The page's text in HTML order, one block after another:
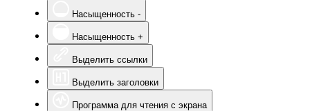
Насыщенность -
Насыщенность +
Выделить ссылки
Выделить заголовки
Программа для чтения с экрана